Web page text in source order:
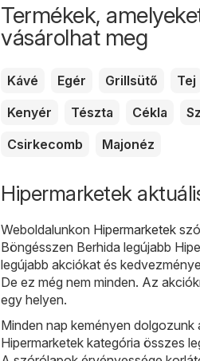
Termékek,
vásárolhat meg
Kávé Egér Grillsütő Tej
Kenyér
Tészta Cékla
Csirkecomb
Majonéz
Hipermarketek
Weboldalunkon Hipermarketek
Böngésszen Berhida legújabb
legújabb akciókat és
De ez még nem minden. Az
egy helyen.
Minden nap keményen
Hipermarketek kategória összes